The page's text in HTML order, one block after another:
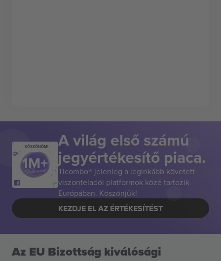
KÖSZÖNÖM! A világ első számú
jegyértékesítő piaca.
Ticombo® jelenleg a leginkább követett
viszonteladói platformok közé tartozik
Európában. Köszönjük!
KEZDJE EL AZ ÉRTÉKESÍTÉST
Az EU Bizottság kiválósági